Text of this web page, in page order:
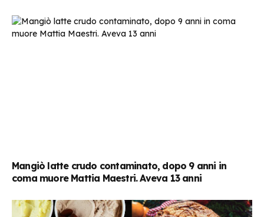
Mangiò latte crudo contaminato, dopo 9 anni in
coma muore Mattia Maestri. Aveva 13 anni